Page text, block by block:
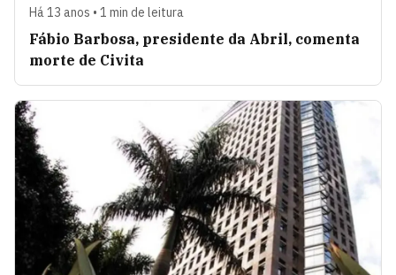
Há 13 anos • 1 min de leitura
Fábio Barbosa, presidente da Abril, comenta
morte de Civita